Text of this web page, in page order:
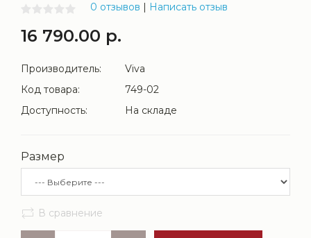
0 отзывов | Написать отзыв
16 790.00 р.
Производитель:
Viva
Код товара:
749-02
Доступность:
На складе
Размер
В сравнение